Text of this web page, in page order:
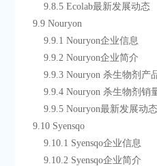
        9.8.5 Ecolab最新发展动态
    9.9 Nouryon
        9.9.1 Nouryon企业信息
        9.9.2 Nouryon企业简介
9.9.3 Nouryon 杀生
9.9.4 Nouryon 杀生
        9.9.5 Nouryon最新发展动态
    9.10 Syensqo
        9.10.1 Syensqo企业信息
        9.10.2 Syensqo企业简介